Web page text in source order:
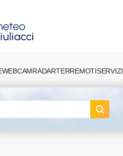
WEBCAMRADARTERREMOTISERVIZI